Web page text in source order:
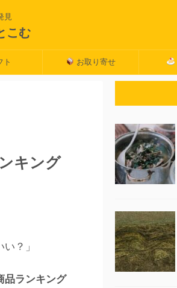
見
こむ
ト お取り寄せ
キング
？」
品ランキング